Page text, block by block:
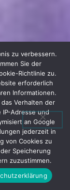
zu verbessern.
Sie der
Richtlinie zu.
erforderlich
Informationen.
Verhalten der
Adresse und
an Google
jederzeit in
von Cookies zu
Speicherung
zuzustimmen.